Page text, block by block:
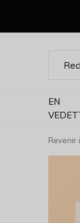
EN
Revenir